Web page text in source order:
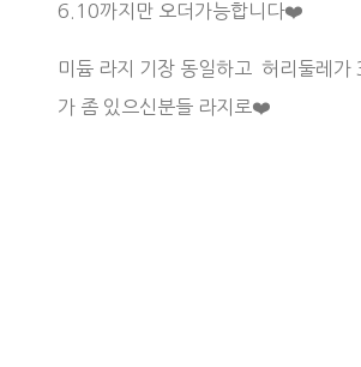
6.10까지만 오더가능합니다❤️
미듐 라지 기장 동일하고 허리둘레가
가 좀 있으신분들 라지로❤️